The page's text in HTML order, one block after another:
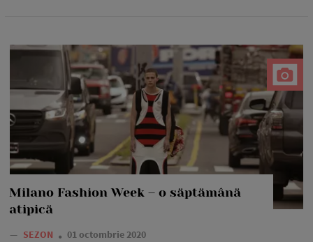
Milano Fashion Week – o săptămână
atipică
— SEZON 01 octombrie 2020